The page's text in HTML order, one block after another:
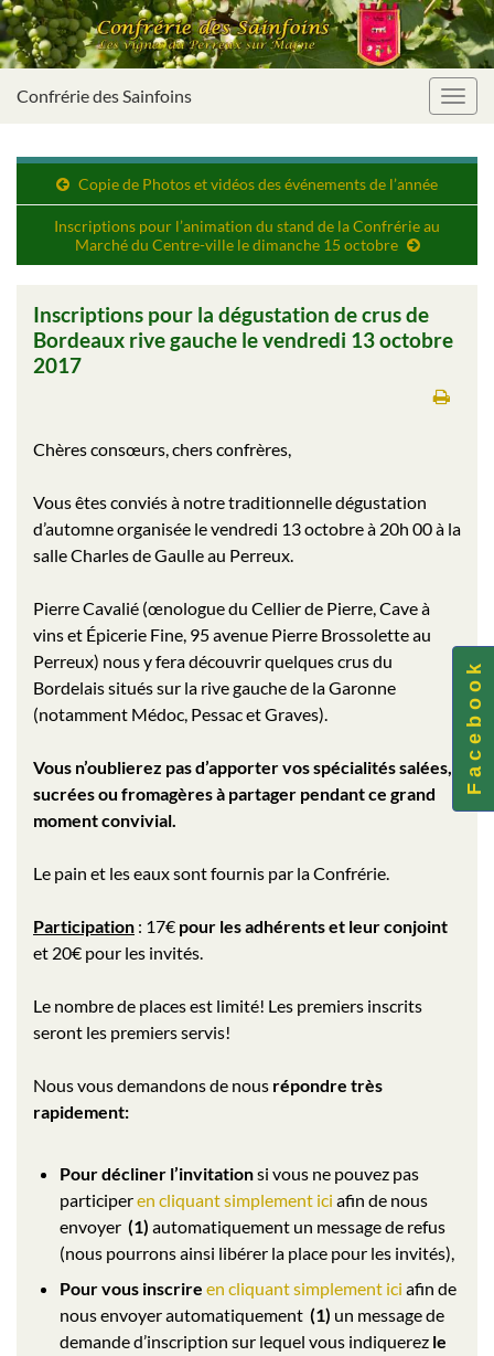
Confrérie des Sainfoins
Copie de Photos et vidéos des événements de l’année
Inscriptions pour l’animation du stand de la Confrérie au
Marché du Centre-ville le dimanche 15 octobre
Inscriptions pour la dégustation de crus de
Bordeaux rive gauche le vendredi 13 octobre
2017
Chères consœurs, chers confrères,
Vous êtes conviés à notre traditionnelle dégustation
d’automne organisée le vendredi 13 octobre à 20h 00 à la
salle Charles de Gaulle au Perreux.
Pierre Cavalié (œnologue du Cellier de Pierre, Cave à
vins et Épicerie Fine, 95 avenue Pierre Brossolette au
Perreux) nous y fera découvrir quelques crus du
Bordelais situés sur la rive gauche de la Garonne
(notamment Médoc, Pessac et Graves).
Vous n’oublierez pas d’apporter vos spécialités salées,
sucrées ou fromagères à partager pendant ce grand
moment convivial.
Le pain et les eaux sont fournis par la Confrérie.
Participation : 17€ pour les adhérents et leur conjoint
et 20€ pour les invités.
Le nombre de places est limité! Les premiers inscrits
seront les premiers servis!
Nous vous demandons de nous répondre très
rapidement:
Pour décliner l’invitationsi vous ne pouvez pas
participeren cliquant simplement ici afin de nous
envoyer (1) automatiquement un message de refus
(nous pourrons ainsi libérer la place pour les invités),
Pour vous inscrire en cliquant simplement ici afin de
nous envoyer automatiquement (1) un message de
demande d’inscription sur lequel vous indiquerez le
F a c e b o o k